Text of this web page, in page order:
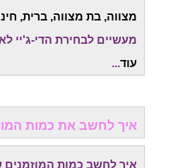
מצווה, בת מצווה, ברית,
מעשיים לבחירת הדי-ג'יי
עוד...
איך לחשב את כמות
איך לחשב כמות המוזמנים